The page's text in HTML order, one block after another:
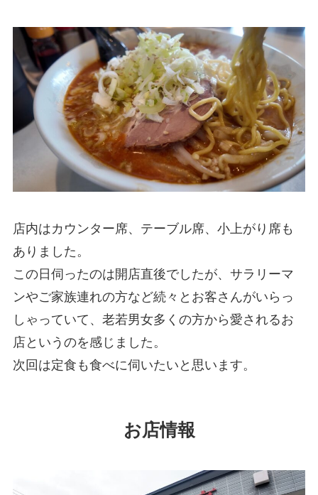
店内はカウンター席、テーブル席、小上がり席も
ありました。
この日伺ったのは開店直後でしたが、サラリーマ
ンやご家族連れの方など続々とお客さんがいらっ
しゃっていて、老若男女多くの方から愛されるお
店というのを感じました。
次回は定食も食べに伺いたいと思います。
お店情報